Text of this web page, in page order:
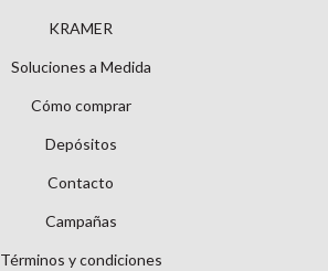
KRAMER
Soluciones a Medida
Cómo comprar
Depósitos
Contacto
Campañas
Términos y condiciones